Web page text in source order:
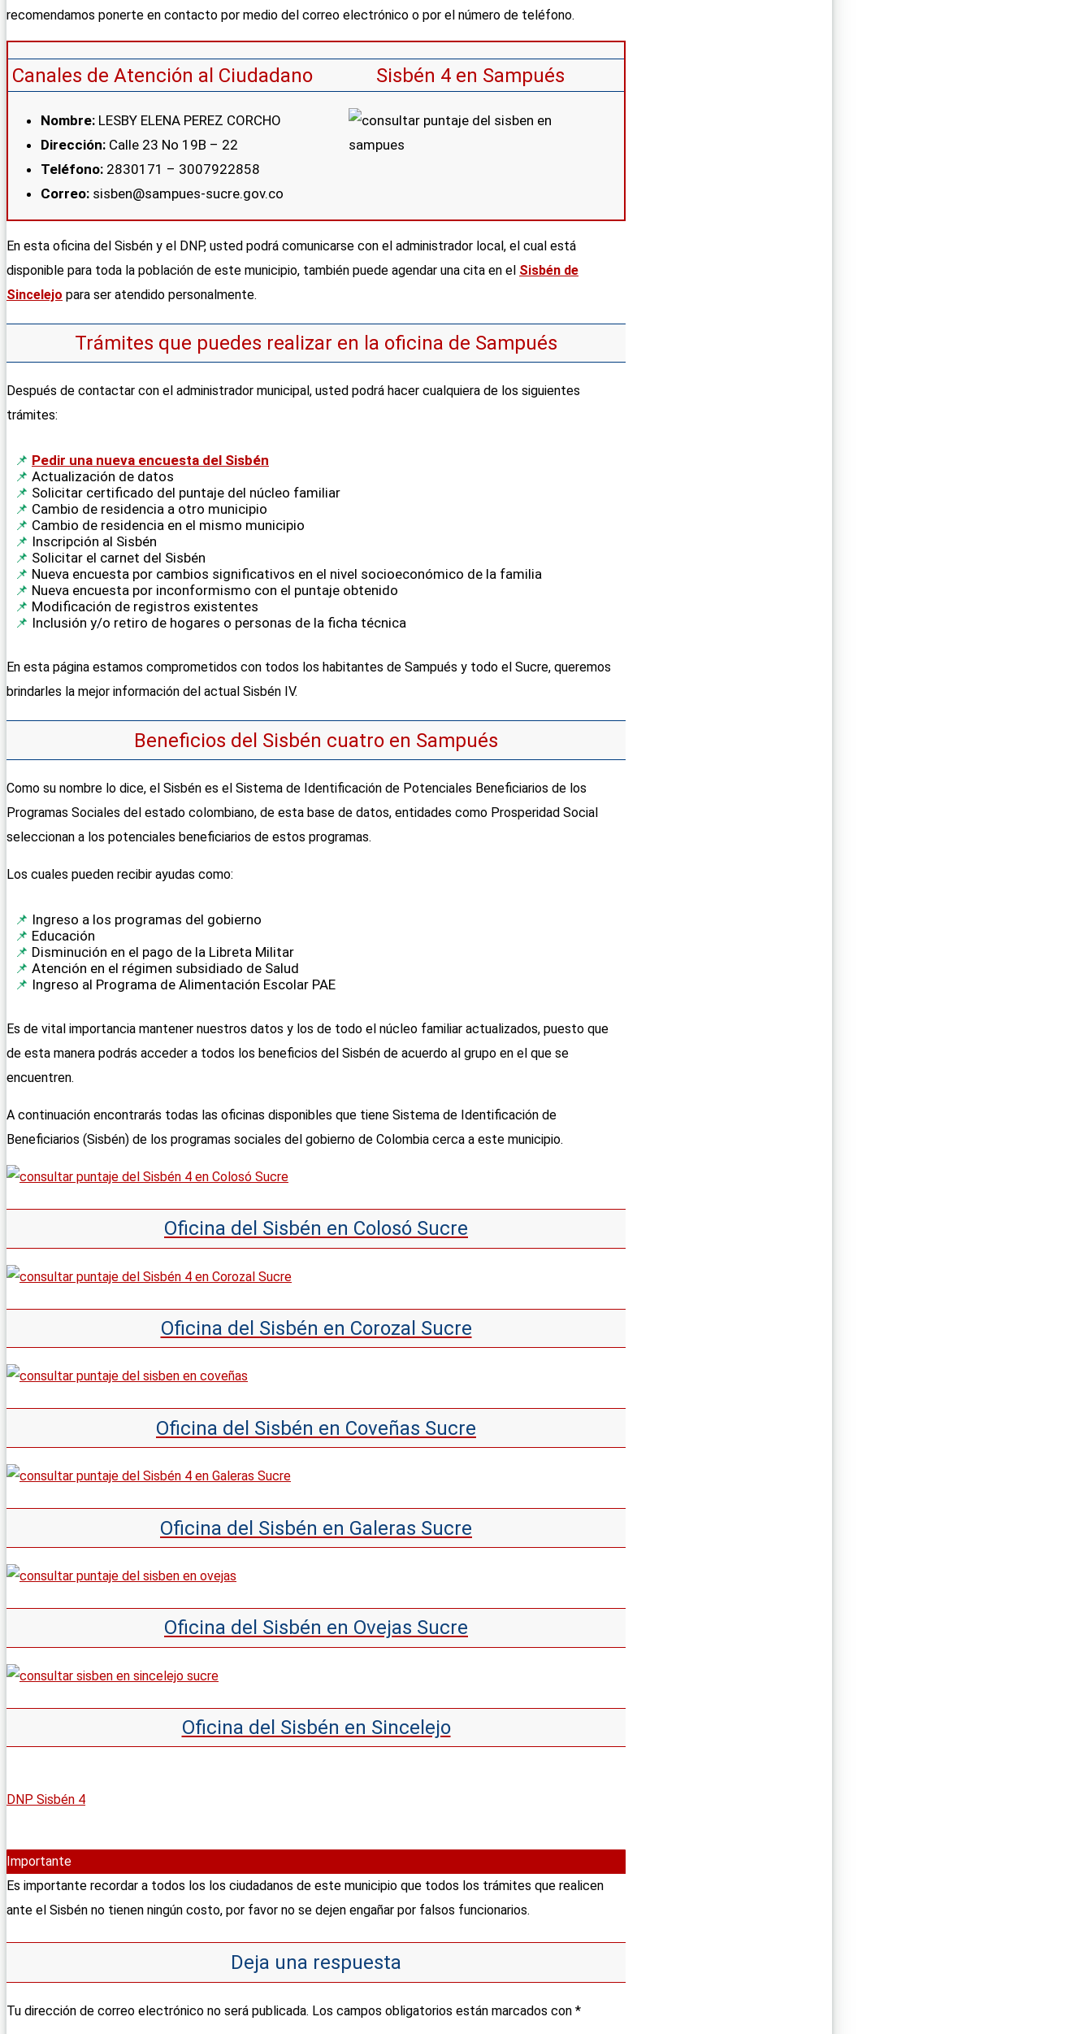
recomendamos ponerte en contacto por medio del correo electrónico o por el número de teléfono.
Canales de Atención al Ciudadano
Nombre: LESBY ELENA PEREZ CORCHO
Dirección: Calle 23 No 19B – 22
Teléfono: 2830171 – 3007922858
Correo: sisben@sampues-sucre.gov.co
Sisbén 4 en Sampués
En esta oficina del Sisbén y el DNP, usted podrá comunicarse con el administrador local, el cual está
disponible para toda la población de este municipio, también puede agendar una cita en el Sisbén de
Sincelejo para ser atendido personalmente.
Trámites que puedes realizar en la oficina de Sampués
Después de contactar con el administrador municipal, usted podrá hacer cualquiera de los siguientes
trámites:
Pedir una nueva encuesta del Sisbén
Actualización de datos
Solicitar certificado del puntaje del núcleo familiar
Cambio de residencia a otro municipio
Cambio de residencia en el mismo municipio
Inscripción al Sisbén
Solicitar el carnet del Sisbén
Nueva encuesta por cambios significativos en el nivel socioeconómico de la familia
Nueva encuesta por inconformismo con el puntaje obtenido
Modificación de registros existentes
Inclusión y/o retiro de hogares o personas de la ficha técnica
En esta página estamos comprometidos con todos los habitantes de Sampués y todo el Sucre, queremos
brindarles la mejor información del actual Sisbén IV.
Beneficios del Sisbén cuatro en Sampués
Como su nombre lo dice, el Sisbén es el Sistema de Identificación de Potenciales Beneficiarios de los
Programas Sociales del estado colombiano, de esta base de datos, entidades como Prosperidad Social
seleccionan a los potenciales beneficiarios de estos programas.
Los cuales pueden recibir ayudas como:
Ingreso a los programas del gobierno
Educación
Disminución en el pago de la Libreta Militar
Atención en el régimen subsidiado de Salud
Ingreso al Programa de Alimentación Escolar PAE
Es de vital importancia mantener nuestros datos y los de todo el núcleo familiar actualizados, puesto que
de esta manera podrás acceder a todos los beneficios del Sisbén de acuerdo al grupo en el que se
encuentren.
A continuación encontrarás todas las oficinas disponibles que tiene Sistema de Identificación de
Beneficiarios (Sisbén) de los programas sociales del gobierno de Colombia cerca a este municipio.
Oficina del Sisbén en Colosó Sucre
Oficina del Sisbén en Corozal Sucre
Oficina del Sisbén en Coveñas Sucre
Oficina del Sisbén en Galeras Sucre
Oficina del Sisbén en Ovejas Sucre
Oficina del Sisbén en Sincelejo
DNP Sisbén 4
Importante
Es importante recordar a todos los los ciudadanos de este municipio que todos los trámites que realicen
ante el Sisbén no tienen ningún costo, por favor no se dejen engañar por falsos funcionarios.
Deja una respuesta
Tu dirección de correo electrónico no será publicada. Los campos obligatorios están marcados con *